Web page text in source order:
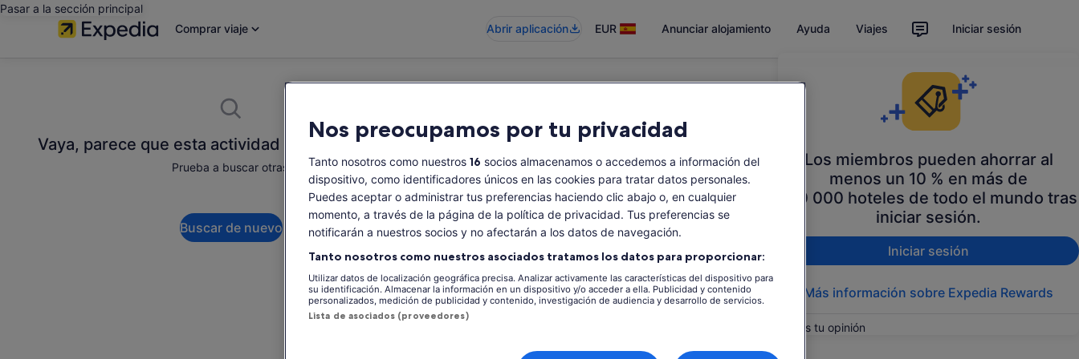
Pasar a la sección principal
Comprar viaje
Abrir aplicación EUR Anunciar alojamiento Ayuda Viajes Iniciar sesión
Los miembros pueden ahorrar al
menos un 10 % en más de
100 000 hoteles de todo el mundo tras
iniciar sesión.
Iniciar sesión
Más información sobre Expedia Rewards
Danos tu opinión
Vaya, parece que esta actividad no está disponible
Prueba a buscar otras.
Buscar de nuevo
Nos preocupamos por tu privacidad
Tanto nosotros como nuestros 16 socios almacenamos o accedemos a información del
dispositivo, como identificadores únicos en las cookies para tratar datos personales.
Puedes aceptar o administrar tus preferencias haciendo clic abajo o, en cualquier
momento, a través de la página de la política de privacidad. Tus preferencias se
notificarán a nuestros socios y no afectarán a los datos de navegación.
Tanto nosotros como nuestros asociados tratamos los datos para proporcionar:
Utilizar datos de localización geográfica precisa. Analizar activamente las características del dispositivo para
su identificación. Almacenar la información en un dispositivo y/o acceder a ella. Publicidad y contenido
personalizados, medición de publicidad y contenido, investigación de audiencia y desarrollo de servicios.
Lista de asociados (proveedores)